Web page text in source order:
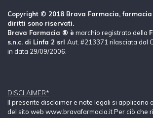
Copyright © 2018 Brava Farmacia,
diritti sono riservati.
Brava Farmacia ® è marchio registrato della
s.n.c. di Linfa 2 srl Aut. #213371 rilasciata dal
in data 29/09/2006.
DISCLAIMER*
Il presente disclaimer e note legali si applicano
del sito web www.bravafarmacia.it Per ciò che